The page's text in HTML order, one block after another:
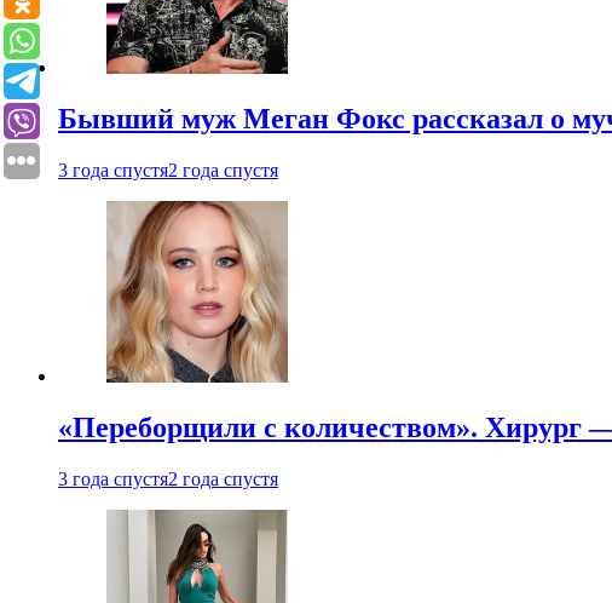
Бывший муж Меган Фокс рассказал о
3 года спустя2 года спустя
«Переборщили с количеством». Хирург
3 года спустя2 года спустя